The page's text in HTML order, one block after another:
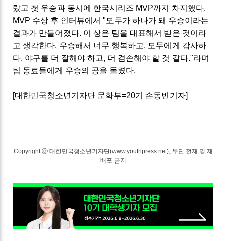
랐고 첫 우승과 동시에 한국시리즈 MVP까지 차지했다.
MVP 수상 후 인터뷰에서 "모두가 하나가 돼 우승이라는
결과가 만들어졌다. 이 상은 팀을 대표해서 받은 것이라
고 생각한다. 우승해서 너무 행복하고, 모두에게 감사하
다. 야구를 더 잘해야 하고, 더 겸손해야 할 것 같다."라며
팀 동료들에게 우승의 공을 돌렸다.
[대한민국청소년기자단 문화부=20기 손동빈기자]
Copyright ⓒ 대한민국청소년기자단(www.youthpress.net), 무단 전재 및 재
배포 금지